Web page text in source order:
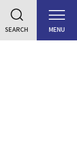
SEARCH MENU